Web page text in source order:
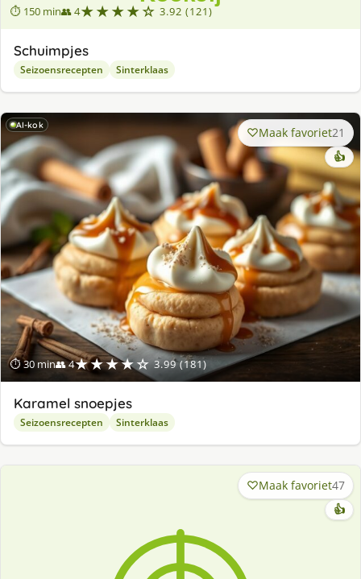
⏱ 150 min👥 4★★★★☆ 3.92 (121)
Schuimpjes
Seizoensrecepten Sinterklaas
AI-kok
⏱ 30 min👥 4★★★★☆ 3.99 (181)
Maak favoriet21
👍
Karamel snoepjes
Seizoensrecepten Sinterklaas
Maak favoriet47
👍